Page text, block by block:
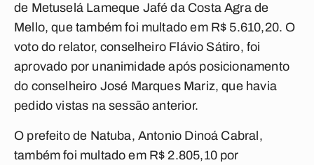
de Metuselá Lameque Jafé da Costa Agra de
Mello, que também foi multado em R$ 5.610,20. O
voto do relator, conselheiro Flávio Sátiro, foi
aprovado por unanimidade após posicionamento
do conselheiro José Marques Mariz, que havia
pedido vistas na sessão anterior.
O prefeito de Natuba, Antonio Dinoá Cabral,
também foi multado em R$ 2.805,10 por